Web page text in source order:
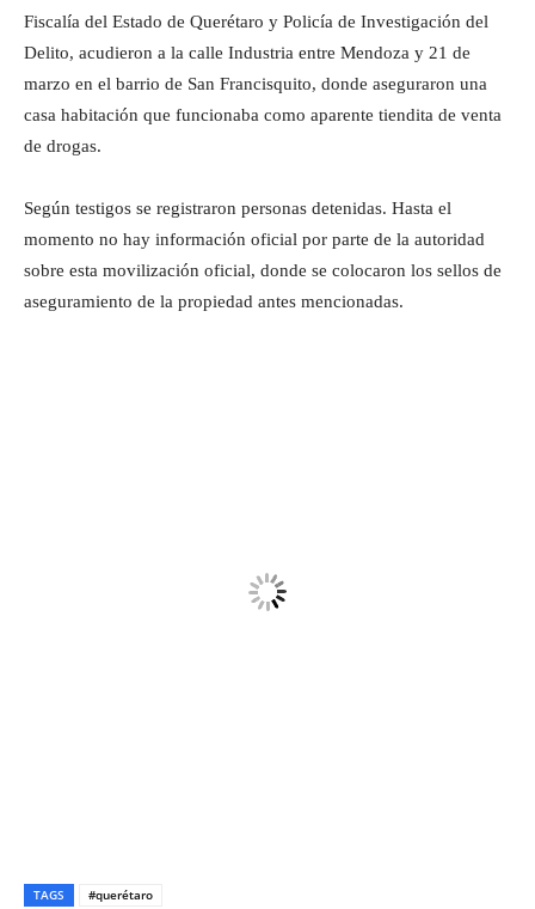
Fiscalía del Estado de Querétaro y Policía de Investigación del
Delito, acudieron a la calle Industria entre Mendoza y 21 de
marzo en el barrio de San Francisquito, donde aseguraron una
casa habitación que funcionaba como aparente tiendita de venta
de drogas.
Según testigos se registraron personas detenidas. Hasta el
momento no hay información oficial por parte de la autoridad
sobre esta movilización oficial, donde se colocaron los sellos de
aseguramiento de la propiedad antes mencionadas.
TAGS #querétaro